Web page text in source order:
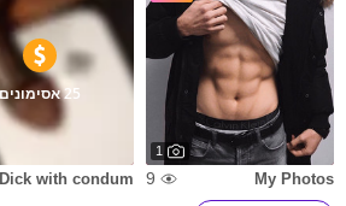
1
My Photos
9
25 אסימונים
Dick with condum